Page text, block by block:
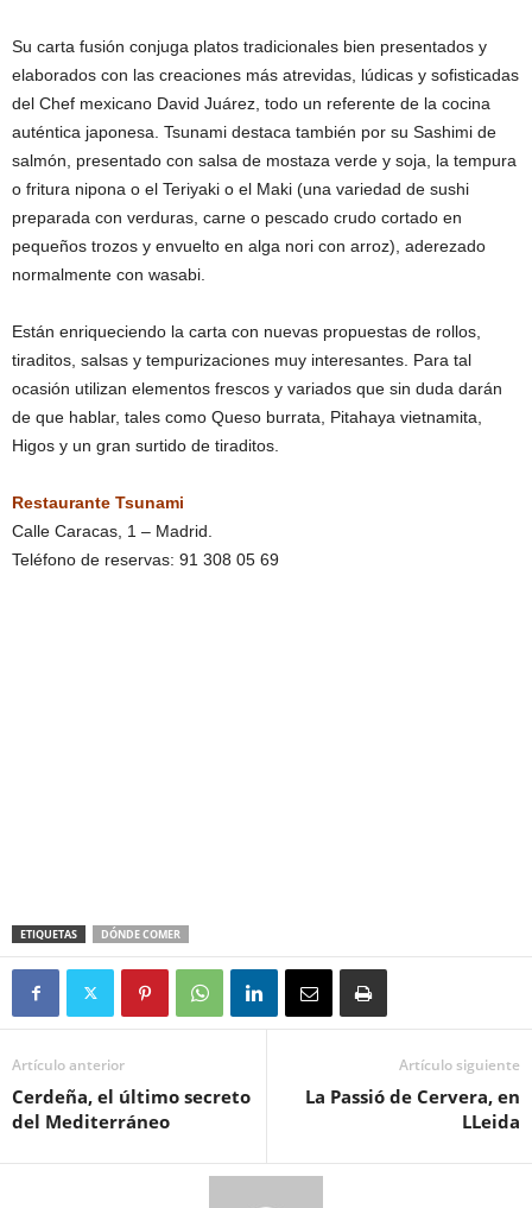
Su carta fusión conjuga platos tradicionales bien presentados y
elaborados con las creaciones más atrevidas, lúdicas y sofisticadas
del Chef mexicano David Juárez, todo un referente de la cocina
auténtica japonesa. Tsunami destaca también por su Sashimi de
salmón, presentado con salsa de mostaza verde y soja, la tempura
o fritura nipona o el Teriyaki o el Maki (una variedad de sushi
preparada con verduras, carne o pescado crudo cortado en
pequeños trozos y envuelto en alga nori con arroz), aderezado
normalmente con wasabi.
Están enriqueciendo la carta con nuevas propuestas de rollos,
tiraditos, salsas y tempurizaciones muy interesantes. Para tal
ocasión utilizan elementos frescos y variados que sin duda darán
de que hablar, tales como Queso burrata, Pitahaya vietnamita,
Higos y un gran surtido de tiraditos.
Restaurante Tsunami
Calle Caracas, 1 – Madrid.
Teléfono de reservas: 91 308 05 69
ETIQUETAS DÓNDE COMER
Artículo anterior
Cerdeña, el último secreto
del Mediterráneo
Artículo siguiente
La Passió de Cervera, en
LLeida